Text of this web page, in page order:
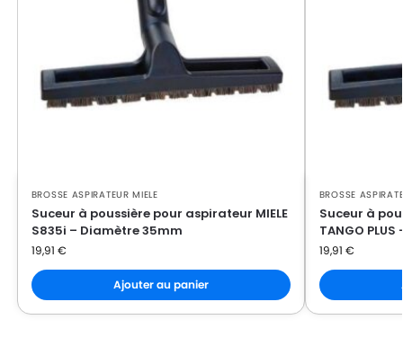
MIELE AIR CLEAN PLUSS2000
MIELE AIR CLEAN PLUSS3000
MIELE
MIELE AIR CLEAN SERIE S4/S5
MIELE
MIELE ALLERGY CONTROL 2000
MIELE
MIELE ALLERGY CONTROL 2000 / AL
MIELE
MIELE
MIELE ALLERGY CONTROL 500
BROSSE ASPIRATEUR MIELE
Suceur à poussière pour aspirateur MIELE
S835i – Diamètre 35mm
19,91 €
Ajouter au panier
BROSSE
Suceur à
TANGO
19,91 €